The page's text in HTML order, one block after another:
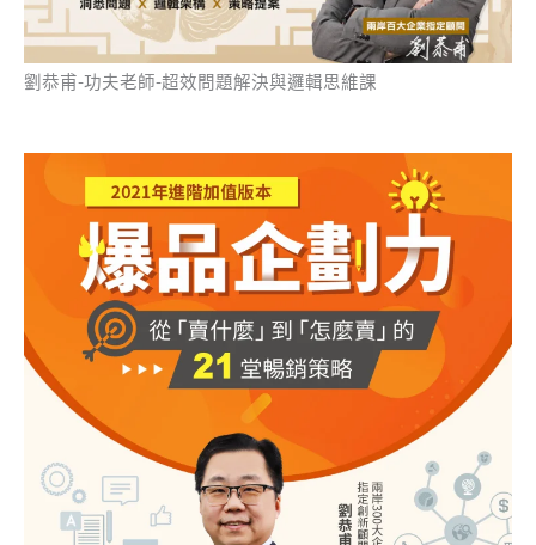
劉恭甫-功夫老師-超效問題解決與邏輯思維課